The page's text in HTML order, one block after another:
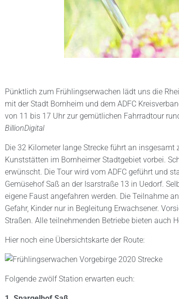
Pünktlich zum Frühlingserwachen lädt uns die
mit der Stadt Bornheim und dem ADFC
von 11 bis 17 Uhr zur gemütlichen Fahrradtour
BillionDigital
Die 32 Kilometer lange Strecke führt an
Kunststätten im Bornheimer Stadtgebiet vorbei.
erwünscht. Die Tour wird vom ADFC geführt und
Gemüsehof Saß an der Isarstraße 13 in Uedorf.
eigene Faust angefahren werden. Die Teilnahme
Gefahr, Kinder nur in Begleitung Erwachsener.
Straßen. Alle teilnehmenden Betriebe bieten auch
Hier noch eine Übersichtskarte der Route:
Folgende zwölf Station erwarten euch: